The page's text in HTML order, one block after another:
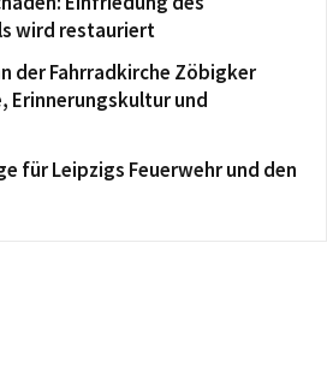
wird restauriert
der Fahrradkirche Zöbigker
Erinnerungskultur und
für Leipzigs Feuerwehr und den